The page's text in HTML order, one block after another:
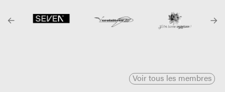
Voir tous les membres